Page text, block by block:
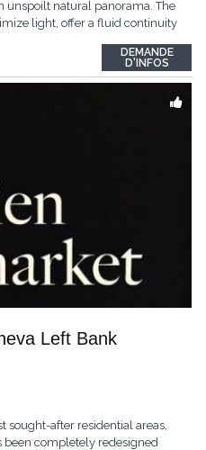
unspoilt natural panorama. The
light, offer a fluid continuity
with its own bathroom,
Private...
DEMANDE
D'INFOS
Left Bank
sought-after residential areas,
been completely redesigned